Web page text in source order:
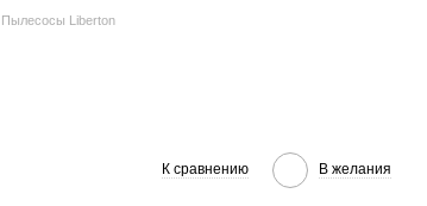
Пылесосы Liberton
К сравнению В желания